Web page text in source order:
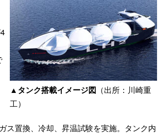
▲タンク搭載イメージ図 （出所：川崎重
工）
ス置換、冷却、昇温試験を実施。タンク内